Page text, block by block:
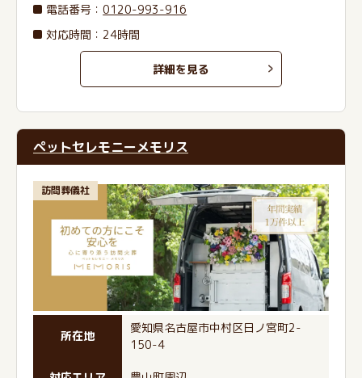
電話番号 ：0120-993-916
対応時間：24時間
詳細を見る
ペットセレモニーメモリス
訪問葬儀社
所在地
愛知県名古屋市中村区日ノ宮町2-
150-4